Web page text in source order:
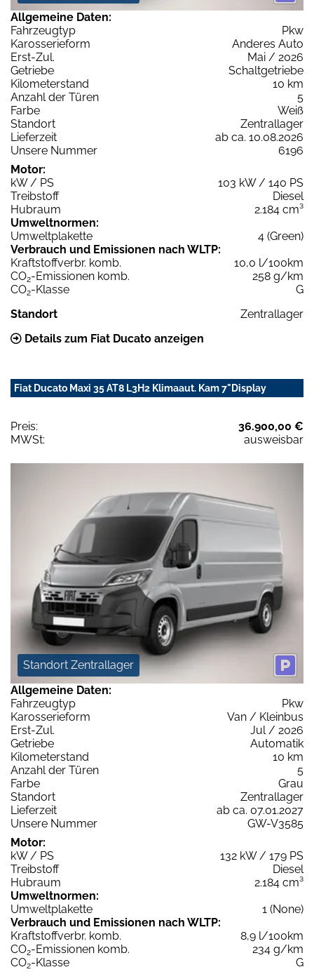
Allgemeine Daten:
Fahrzeugtyp
Pkw
Karosserieform
Anderes Auto
Erst-Zul.
Mai / 2026
Getriebe
Schaltgetriebe
Kilometerstand
10 km
Anzahl der Türen
5
Farbe
Weiß
Standort
Zentrallager
Lieferzeit
ab ca. 10.08.2026
Unsere Nummer
6196
Motor:
kW / PS
103 kW / 140 PS
Treibstoff
Diesel
Hubraum
2.184 cm³
Umweltnormen:
Umweltplakette
4 (Green)
Verbrauch und Emissionen nach WLTP:
Kraftstoffverbr. komb.
10,0 l/100km
CO2-Emissionen komb.
258 g/km
CO2-Klasse
G
Standort
Zentrallager
Details zum Fiat Ducato anzeigen
Fiat Ducato Maxi 35 AT8 L3H2 Klimaaut. Kam 7"Display
Preis:
36.900,00 €
MWSt:
ausweisbar
Standort Zentrallager
Allgemeine Daten:
Fahrzeugtyp
Pkw
Karosserieform
Van / Kleinbus
Erst-Zul.
Jul / 2026
Getriebe
Automatik
Kilometerstand
10 km
Anzahl der Türen
5
Farbe
Grau
Standort
Zentrallager
Lieferzeit
ab ca. 07.01.2027
Unsere Nummer
GW-V3585
Motor:
kW / PS
132 kW / 179 PS
Treibstoff
Diesel
Hubraum
2.184 cm³
Umweltnormen:
Umweltplakette
1 (None)
Verbrauch und Emissionen nach WLTP:
Kraftstoffverbr. komb.
8,9 l/100km
CO2-Emissionen komb.
234 g/km
CO2-Klasse
G